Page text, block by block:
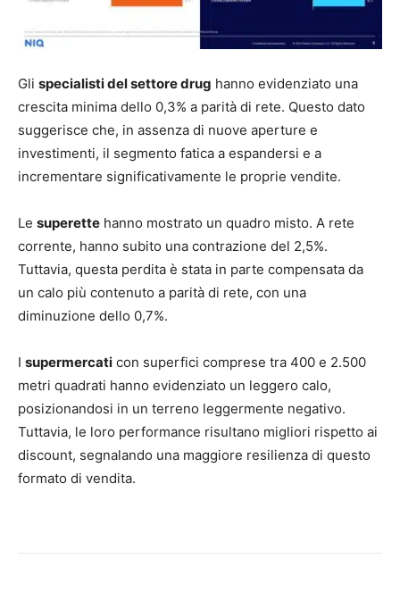
Gli specialisti del settore drug hanno evidenziato una
crescita minima dello 0,3% a parità di rete. Questo dato
suggerisce che, in assenza di nuove aperture e
investimenti, il segmento fatica a espandersi e a
incrementare significativamente le proprie vendite.
Le superette hanno mostrato un quadro misto. A rete
corrente, hanno subito una contrazione del 2,5%.
Tuttavia, questa perdita è stata in parte compensata da
un calo più contenuto a parità di rete, con una
diminuzione dello 0,7%.
I supermercati con superfici comprese tra 400 e 2.500
metri quadrati hanno evidenziato un leggero calo,
posizionandosi in un terreno leggermente negativo.
Tuttavia, le loro performance risultano migliori rispetto ai
discount, segnalando una maggiore resilienza di questo
formato di vendita.